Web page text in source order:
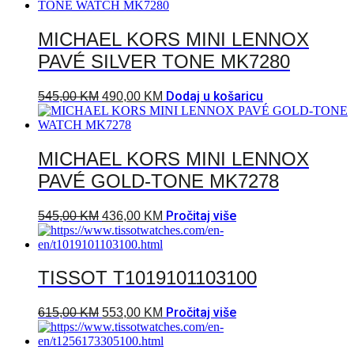
MICHAEL KORS MINI LENNOX
PAVÉ SILVER TONE MK7280
545,00KM 490,00 KM Dodaj u košaricu
MICHAEL KORS MINI LENNOX
PAVÉ GOLD-TONE MK7278
545,00KM 436,00 KM Pročitaj više
TISSOT T1019101103100
615,00KM 553,00 KM Pročitaj više